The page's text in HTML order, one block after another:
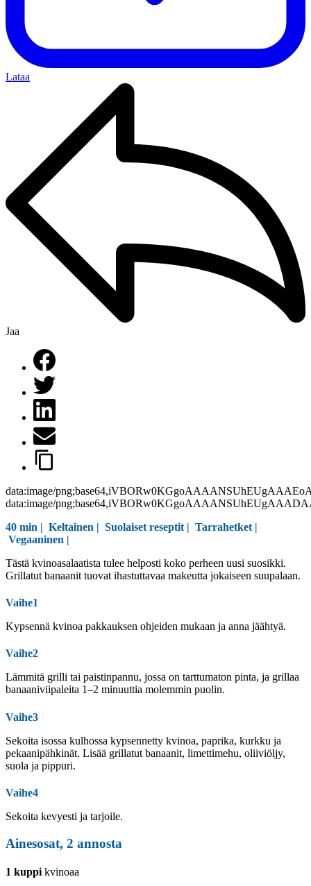
Lataa
Jaa
data:image/
data:image/
40 min | Keltainen | Suolaiset reseptit | Tarrahetket |
Vegaaninen |
Tästä kvinoasalaatista tulee helposti koko perheen uusi suosikki.
Grillatut banaanit tuovat ihastuttavaa makeutta jokaiseen suupalaan.
Vaihe1
Kypsennä kvinoa pakkauksen ohjeiden mukaan ja anna jäähtyä.
Vaihe2
Lämmitä grilli tai paistinpannu, jossa on tarttumaton pinta, ja grillaa
banaaniviipaleita 1–2 minuuttia molemmin puolin.
Vaihe3
Sekoita isossa kulhossa kypsennetty kvinoa, paprika, kurkku ja
pekaanipähkinät. Lisää grillatut banaanit, limettimehu, oliiviöljy,
suola ja pippuri.
Vaihe4
Sekoita kevyesti ja tarjoile.
Ainesosat, 2 annosta
1 kuppi kvinoaa